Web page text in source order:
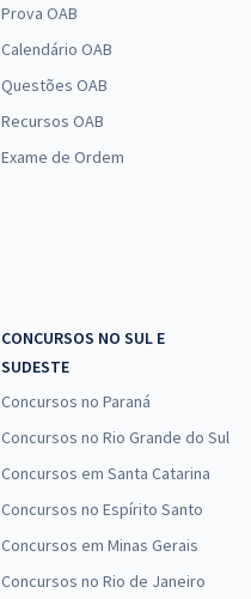
Prova OAB
Calendário OAB
Questões OAB
Recursos OAB
Exame de Ordem
CONCURSOS NO SUL E
SUDESTE
Concursos no Paraná
Concursos no Rio Grande do Sul
Concursos em Santa Catarina
Concursos no Espírito Santo
Concursos em Minas Gerais
Concursos no Rio de Janeiro